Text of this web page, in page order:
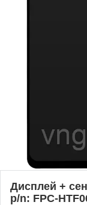
Дисплей +
p/n: FPC-